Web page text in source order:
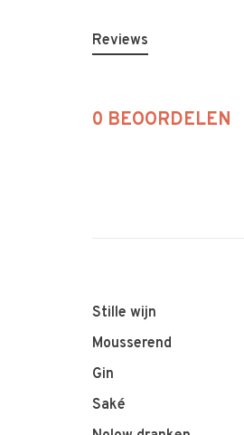
Reviews
0 BEOORDELEN
Stille wijn
Mousserend
Gin
Saké